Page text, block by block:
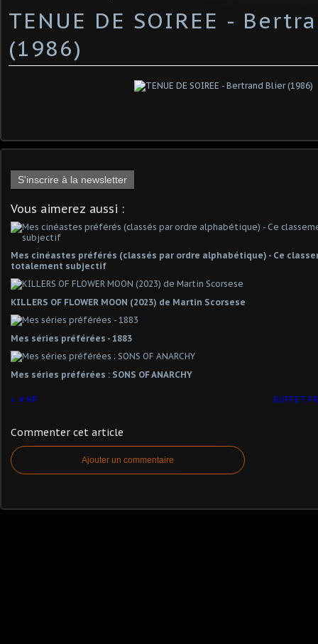
TENUE DE SOIREE -
(1986)
S'inscrire à la newsletter
Vous aimerez aussi :
Mes cinéastes préférés (classés par ordre alphabétique) - Ce
totalement subjectif
KILLERS OF FLOWER MOON (2023) de Martin Scorsese
Mes séries préférées - 1883
Mes séries préférées : SONS OF ANARCHY
# HP BUFFET
Commenter cet article
Ajouter un commentaire